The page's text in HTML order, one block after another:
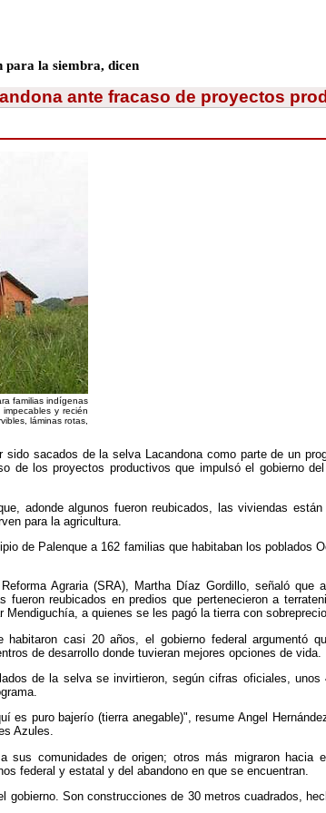
para la siembra, dicen
ante fracaso de proyectos
familias indígenas
y recién
láminas rotas,
sido sacados de la selva Lacandona como parte de un
de los proyectos productivos que impulsó el gobierno
adonde algunos fueron reubicados, las viviendas
para la agricultura.
de Palenque a 162 familias que habitaban los poblados
Agraria (SRA), Martha Díaz Gordillo, señaló
reubicados en predios que pertenecieron a
a quienes se les pagó la tierra con
casi 20 años, el gobierno federal argumentó
de desarrollo donde tuvieran mejores opciones de vida.
de la selva se invirtieron, según cifras oficiales,
es puro bajerío (tierra anegable)", resume Angel
Azules.
sus comunidades de origen; otros más migraron
federal y estatal y del abandono en que se encuentran.
gobierno. Son construcciones de 30 metros cuadrados,